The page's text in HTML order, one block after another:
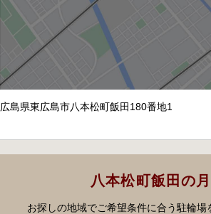
広島県東広島市八本松町飯田180番地1
八本松町飯田の
お探しの地域でご希望条件に合う駐輪